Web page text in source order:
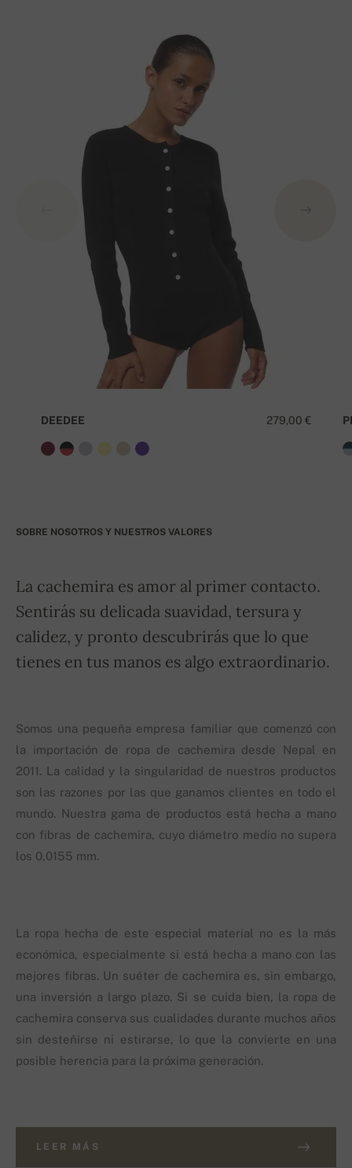
279,00 €
DEEDEE
SOBRE NOSOTROS Y NUESTROS VALORES
La cachemira es amor al primer contacto.
Sentirás su delicada suavidad, tersura y
calidez, y pronto descubrirás que lo que
tienes en tus manos es algo extraordinario.
Somos una pequeña empresa familiar que comenzó con
la importación de ropa de cachemira desde Nepal en
2011. La calidad y la singularidad de nuestros productos
son las razones por las que ganamos clientes en todo el
mundo. Nuestra gama de productos está hecha a mano
con fibras de cachemira, cuyo diámetro medio no supera
los 0,0155 mm.
La ropa hecha de este especial material no es la más
económica, especialmente si está hecha a mano con las
mejores fibras. Un suéter de cachemira es, sin embargo,
una inversión a largo plazo. Si se cuida bien, la ropa de
cachemira conserva sus cualidades durante muchos años
sin desteñirse ni estirarse, lo que la convierte en una
posible herencia para la próxima generación.
LEER MÁS